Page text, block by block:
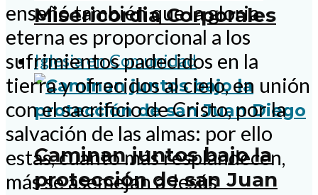
Misericordia Corporales
Iglesia en Comunidad
Caminan juntos bajo la
protección de san Juan
enseñó también que la gloria
eterna es proporcional a los
sufrimientos padecidos en la
tierra y ofrecidos al cielo, en unión
con el sacrificio de Cristo, por la
salvación de las almas: por ello
estas, cuanto más resplandecen,
más se asemejan a Jesús